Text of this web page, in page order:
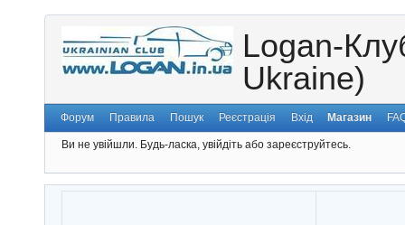
Logan-
Ukraine)
Форум Правила Пошук Реєстрація Вхід Магазин
Ви не увійшли. Будь-ласка, увійдіть або зареєструйтесь.